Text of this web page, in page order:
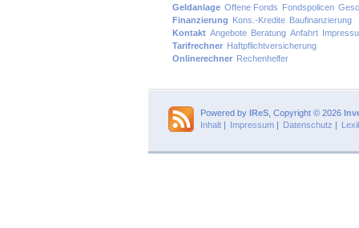
Geldanlage Offene Fonds Fondspolicen
Finanzierung Kons.-Kredite Baufinanzierung
Kontakt Angebote Beratung Anfahrt
Tarifrechner Haftpflichtversicherung
Onlinerechner Rechenhelfer
Powered by IReS , Copyright © 2026
Inhalt | Impressum | Datenschutz |